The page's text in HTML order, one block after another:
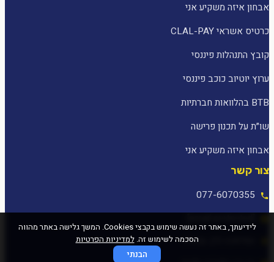
אבחון איזה משקיע אני
כרטיס אשראי CLAL-PAY
קובץ התנהלות פיננסי
ערוץ יוטיוב כוכב פיננסי
BTB בהלוואות חברתיות
שו״ת על תכנון פרישה
אבחון איזה משקיע אני
צור קשר
077-6070355
לידיעתך, באתר זה נעשה שימוש בקבצי Cookies. המשך גלישה באתר מהווה
הסכמה לשימוש זה.למדיניות הפרטיות
הבנתי